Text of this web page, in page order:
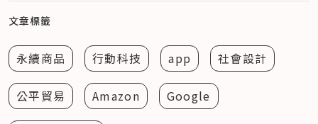
文章標籤
永續商品 行動科技 app 社會設計
公平貿易 Amazon Google